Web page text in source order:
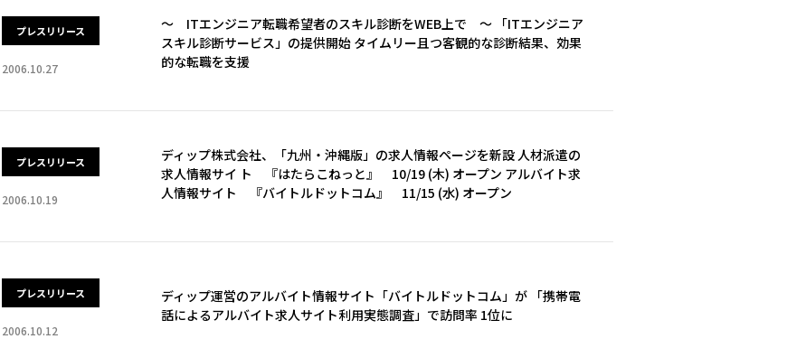
プレスリリース
2006.10.27
～ ITエンジニア転職希望者のスキル診断をWEB上で ～ 「ITエンジニア
スキル診断サービス」の提供開始 タイムリー且つ客観的な診断結果、効果
的な転職を支援
プレスリリース
2006.10.19
ディップ株式会社、「九州・沖縄版」の求人情報ページを新設 人材派遣の
求人情報サイ ト 『はたらこねっと』 10/19 (木) オープン アルバイト求
人情報サイト 『バイトルドットコム』 11/15 (水) オープン
プレスリリース
2006.10.12
ディップ運営のアルバイト情報サイト「バイトルドットコム」が 「携帯電
話によるアルバイト求人サイト利用実態調査」で訪問率 1位に